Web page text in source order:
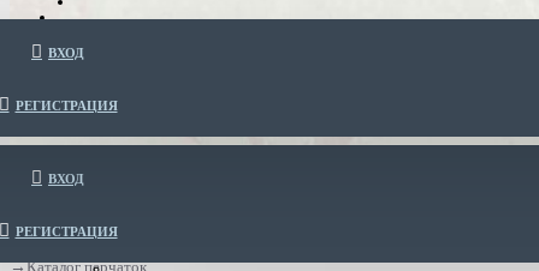
ВХОД
РЕГИСТРАЦИЯ
ВХОД
РЕГИСТРАЦИЯ
Каталог перчаток